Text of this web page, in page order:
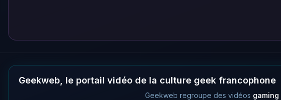
Geekweb, le portail vidéo de la culture geek francophone
Geekweb regroupe des vidéos gaming